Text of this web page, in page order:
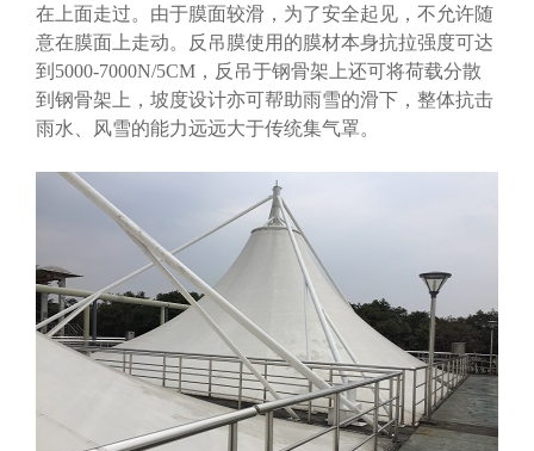
在上面走过。由于膜面较滑，为了安全起见，不允许随
意在膜面上走动。反吊膜使用的膜材本身抗拉强度可达
到5000-7000N/5CM，反吊于钢骨架上还可将荷载分散
到钢骨架上，坡度设计亦可帮助雨雪的滑下，整体抗击
雨水、风雪的能力远远大于传统集气罩。